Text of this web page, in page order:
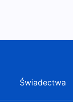
Świadectwa